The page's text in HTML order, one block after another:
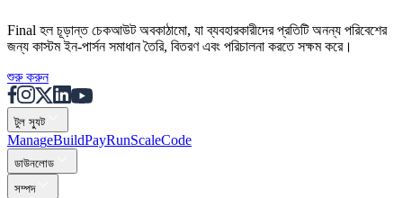
Final হল চূড়ান্ত চেকআউট অবকাঠামো, যা ব্যবহারকারীদের প্রতিটি অনন্য পরিবেশের
জন্য কাস্টম ইন-পার্সন সমাধান তৈরি, বিতরণ এবং পরিচালনা করতে সক্ষম করে।
শুরু করুন
টুল স্যুট
ManageBuildPayRunScaleCode
ডাউনলোড
সম্পদ